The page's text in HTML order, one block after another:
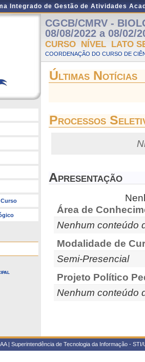
Integrado de Gestão de Atividades
CGCB/CMRV -
08/08/2022 a 08/02/
CURSO NÍVEL LATO
COORDENAÇÃO DO CURSO DE
Últimas Notícias
Processos
Apresentação
Área de
Nenhum conteúdo
Modalidade de
Semi-Presencial
Projeto Político
Nenhum conteúdo
| Superintendência de Tecnologia da Informação -